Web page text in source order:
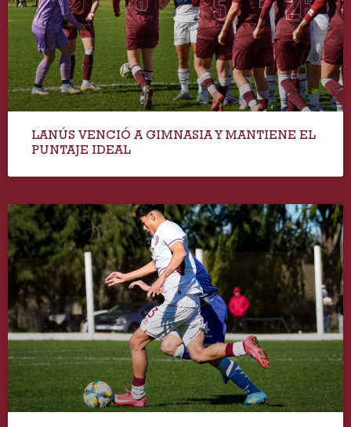
LANÚS VENCIÓ A GIMNASIA Y MANTIENE EL
PUNTAJE IDEAL